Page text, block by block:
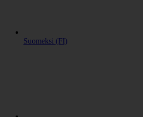
Suomeksi (FI)